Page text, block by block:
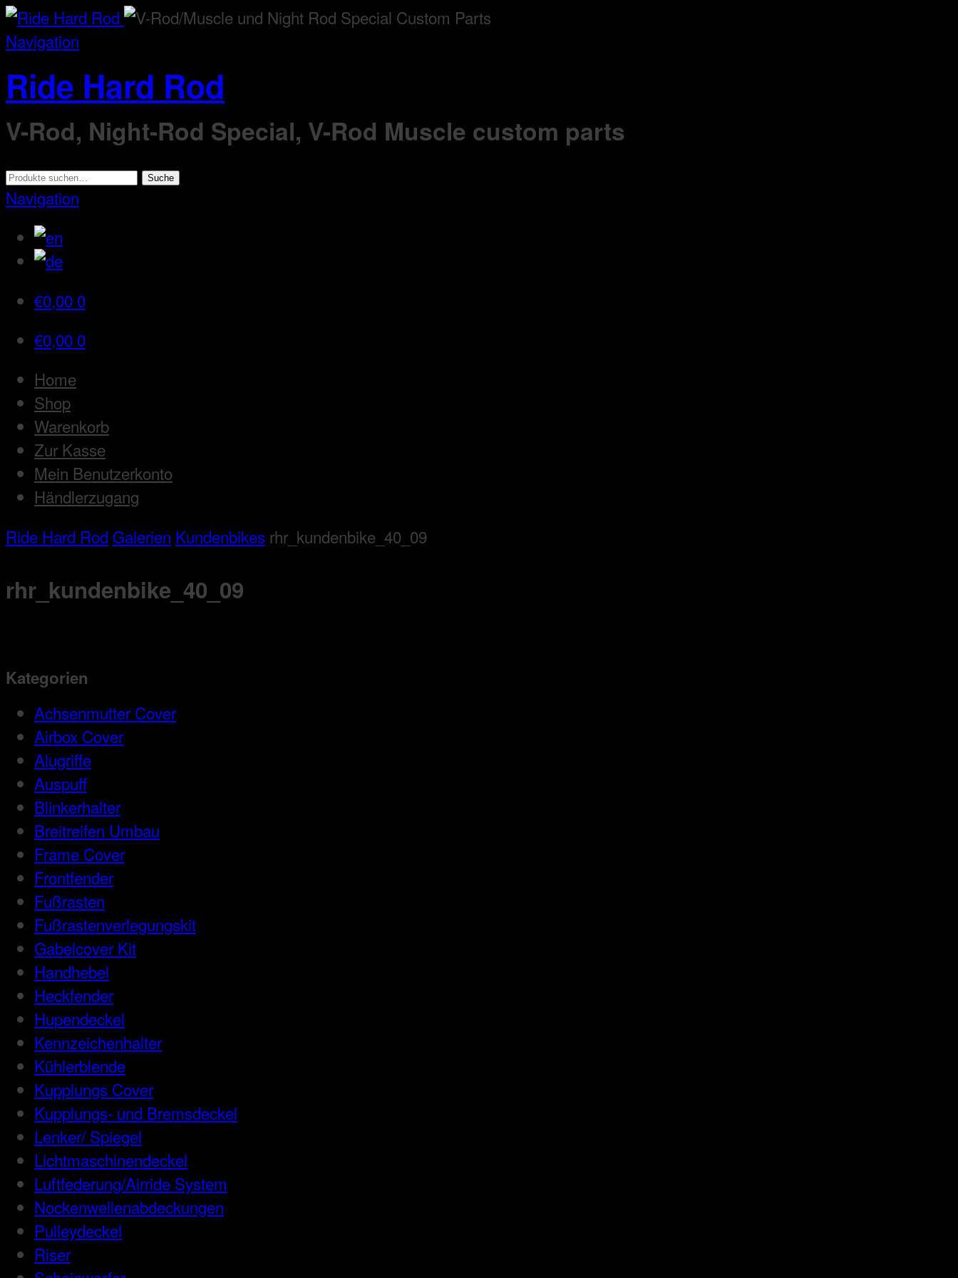
Navigation
Ride Hard Rod
V-Rod, Night-Rod Special, V-Rod Muscle custom parts
Suche
nach:
Suche
Navigation
€0,00 0
€0,00 0
Home
Shop
Warenkorb
Zur Kasse
Mein Benutzerkonto
Händlerzugang
Ride Hard Rod Galerien Kundenbikes rhr_kundenbike_40_09
rhr_kundenbike_40_09
Kategorien
Achsenmutter Cover
Airbox Cover
Alugriffe
Auspuff
Blinkerhalter
Breitreifen Umbau
Frame Cover
Frontfender
Fußrasten
Fußrastenverlegungskit
Gabelcover Kit
Handhebel
Heckfender
Hupendeckel
Kennzeichenhalter
Kühlerblende
Kupplungs Cover
Kupplungs- und Bremsdeckel
Lenker/ Spiegel
Lichtmaschinendeckel
Luftfederung/Airride System
Nockenwellenabdeckungen
Pulleydeckel
Riser